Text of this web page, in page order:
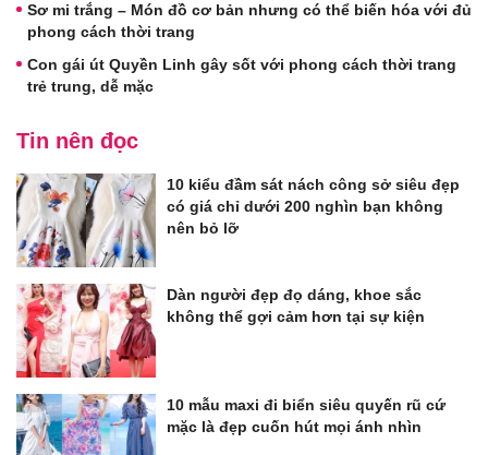
Sơ mi trắng – Món đồ cơ bản nhưng có thể biến hóa với đủ
phong cách thời trang
Con gái út Quyền Linh gây sốt với phong cách thời trang
trẻ trung, dễ mặc
Tin nên đọc
10 kiểu đầm sát nách công sở siêu đẹp
có giá chỉ dưới 200 nghìn bạn không
nên bỏ lỡ
Dàn người đẹp đọ dáng, khoe sắc
không thể gợi cảm hơn tại sự kiện
10 mẫu maxi đi biển siêu quyến rũ cứ
mặc là đẹp cuốn hút mọi ánh nhìn